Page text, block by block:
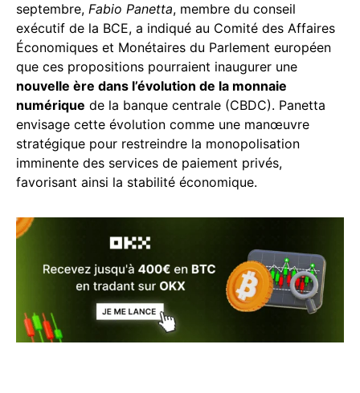
septembre, Fabio Panetta, membre du conseil
exécutif de la BCE, a indiqué au Comité des Affaires
Économiques et Monétaires du Parlement européen
que ces propositions pourraient inaugurer une
nouvelle ère dans l’évolution de la monnaie
numérique de la banque centrale (CBDC). Panetta
envisage cette évolution comme une manœuvre
stratégique pour restreindre la monopolisation
imminente des services de paiement privés,
favorisant ainsi la stabilité économique.